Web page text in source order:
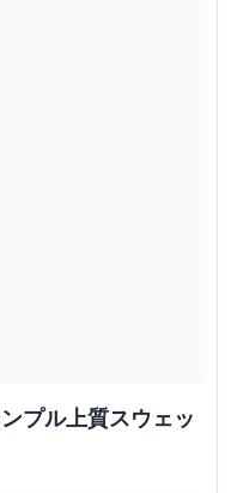
プル上質スウェッ